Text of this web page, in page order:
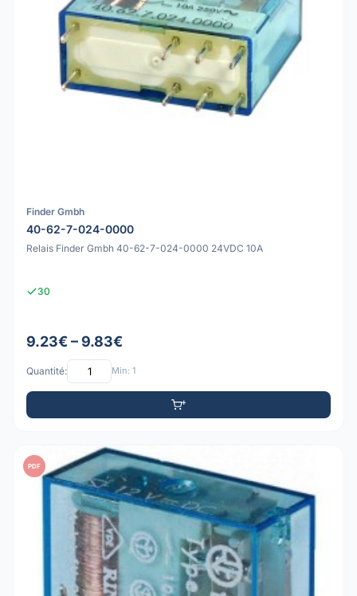
Finder Gmbh
40-62-7-024-0000
Relais Finder Gmbh 40-62-7-024-0000 24VDC 10A
30
9.23€ – 9.83€
Quantité: Min: 1
PDF